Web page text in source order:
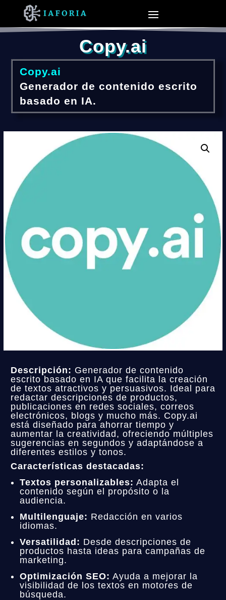
Copy.ai
Copy.ai
Generador de contenido escrito
basado en IA.
Descripción: Generador de contenido
escrito basado en IA que facilita la creación
de textos atractivos y persuasivos. Ideal para
redactar descripciones de productos,
publicaciones en redes sociales, correos
electrónicos, blogs y mucho más. Copy.ai
está diseñado para ahorrar tiempo y
aumentar la creatividad, ofreciendo múltiples
sugerencias en segundos y adaptándose a
diferentes estilos y tonos.
Características destacadas:
Textos personalizables: Adapta el
contenido según el propósito o la
audiencia.
Multilenguaje: Redacción en varios
idiomas.
Versatilidad: Desde descripciones de
productos hasta ideas para campañas de
marketing.
Optimización SEO: Ayuda a mejorar la
visibilidad de los textos en motores de
búsqueda.